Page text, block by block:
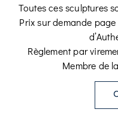
Toutes ces sculptures
Prix sur demande
Règlement par
Membre de